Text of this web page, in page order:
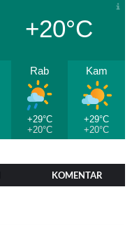
+20°C
Rab
+29°C
+20°C
Kam
+29°C
+20°C
KOMENTAR